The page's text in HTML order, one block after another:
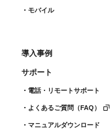
モバイル
導入事例
サポート
電話・リモートサポート
よくあるご質問（FAQ）
マニュアルダウンロード